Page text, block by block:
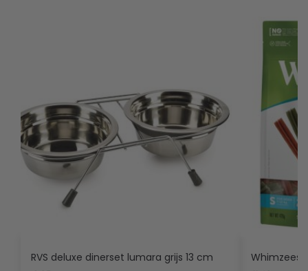
RVS deluxe dinerset lumara grijs 13 cm Whimzees